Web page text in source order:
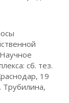
сб. тез.
19
Трубилина,